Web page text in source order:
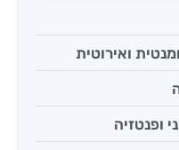
ואירוטית
ופנטזיה